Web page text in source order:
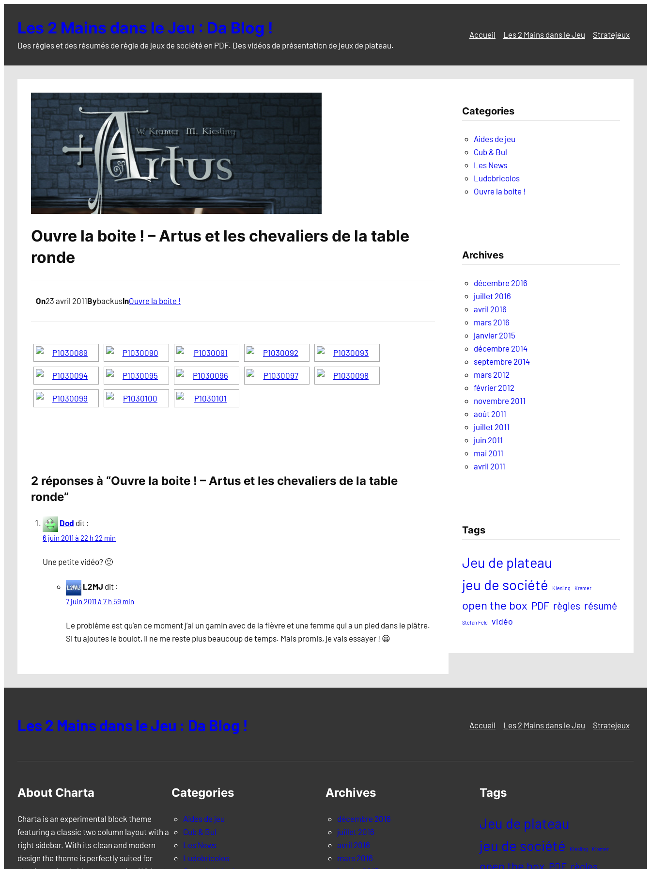
contenu
Les 2 Mains dans le Jeu : Da Blog !
Des règles et des résumés de règle de jeux de société en PDF. Des vidéos de présentation de jeux de plateau.
Accueil Les 2 Mains dans le Jeu Stratejeux
Ouvre la boite ! – Artus et les chevaliers de la table
ronde
On23 avril 2011BybackusInOuvre la boite !
2 réponses à “Ouvre la boite ! – Artus et les chevaliers de la table
ronde”
Dod dit :
6 juin 2011 à 22 h 22 min
Une petite vidéo? 🙂
L2MJ dit :
7 juin 2011 à 7 h 59 min
Le problème est qu’en ce moment j’ai un gamin avec de la fièvre et une femme qui a un pied dans le plâtre.
Si tu ajoutes le boulot, il ne me reste plus beaucoup de temps. Mais promis, je vais essayer ! 😀
Categories
Aides de jeu
Cub & Bul
Les News
Ludobricolos
Ouvre la boite !
Archives
décembre 2016
juillet 2016
avril 2016
mars 2016
janvier 2015
décembre 2014
septembre 2014
mars 2012
février 2012
novembre 2011
août 2011
juillet 2011
juin 2011
mai 2011
avril 2011
Tags
Jeu de plateau
jeu de société
Kiesling Kramer
open the box PDF règles résumé
Stefan Feld vidéo
Les 2 Mains dans le Jeu : Da Blog ! Accueil Les 2 Mains dans le Jeu Stratejeux
About Charta
Charta is an experimental block theme
featuring a classic two column layout with a
right sidebar. With its clean and modern
design the theme is perfectly suited for
Categories
Aides de jeu
Cub & Bul
Les News
Ludobricolos
Archives
décembre 2016
juillet 2016
avril 2016
mars 2016
Tags
Jeu de plateau
jeu de société
Kiesling Kramer
open the box PDF règles